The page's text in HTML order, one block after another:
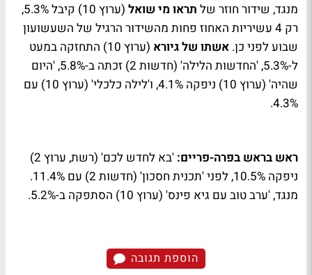
מנגד, שידור חוזר של תראו מי שואל
(ערוץ 10) קיבל 5.3%,
רק 4 עשיריות האחוז פחות מהשידור הרגיל של השעשועון
שבוע לפני כן. אשתו של גיורא
(ערוץ 10) התחזקה במעט
ל-5.3%, 'החדשות הלילה' (חדשות 2) זכתה ב-5.8%, 'היום
שהיה' (ערוץ 10) ניפקה 4.1%, ו'לילה כלכלי' (ערוץ 10) עם
4.3%.
ראש בראש בפרה-פריים:
'בא לחדש לכם' (רשת, ערוץ 2)
ניפקה 10.5%, לפני 'תכנית חסכון' (חדשות 2) עם 11.4%.
מנגד, 'ערב טוב עם גיא פינס' (ערוץ 10) הסתפקה ב-5.2%.
הוספת תגובה